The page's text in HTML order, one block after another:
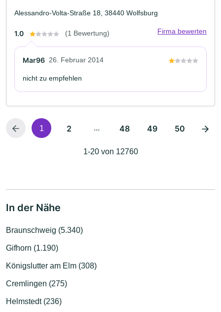
Alessandro-Volta-Straße 18, 38440 Wolfsburg
1.0 (1 Bewertung) Firma bewerten
Mar96 26. Februar 2014
nicht zu empfehlen
1 2 ... 48 49 50
1-20 von 12760
In der Nähe
Braunschweig (5.340)
Gifhorn (1.190)
Königslutter am Elm (308)
Cremlingen (275)
Helmstedt (236)